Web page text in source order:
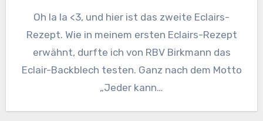
Oh la la <3, und hier ist das zweite Eclairs-
Rezept. Wie in meinem ersten Eclairs-Rezept
erwähnt, durfte ich von RBV Birkmann das
Eclair-Backblech testen. Ganz nach dem Motto
„Jeder kann…